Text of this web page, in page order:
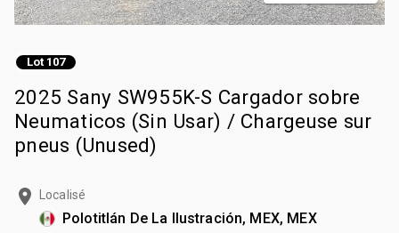
Lot 107
2025 Sany SW955K-S Cargador sobre
Neumaticos (Sin Usar) / Chargeuse sur
pneus (Unused)
Localisé
Polotitlán De La Ilustración, MEX, MEX